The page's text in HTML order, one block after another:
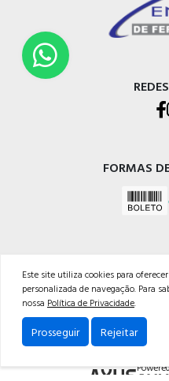
FORMAS
CENTRAL DE
CNPJ:
Av. Perimetral
Cep: 95098-
Este site utiliza cookies para
personalizada de navegação. Para
nossa Política de Privacidade.
Prosseguir Rejeitar